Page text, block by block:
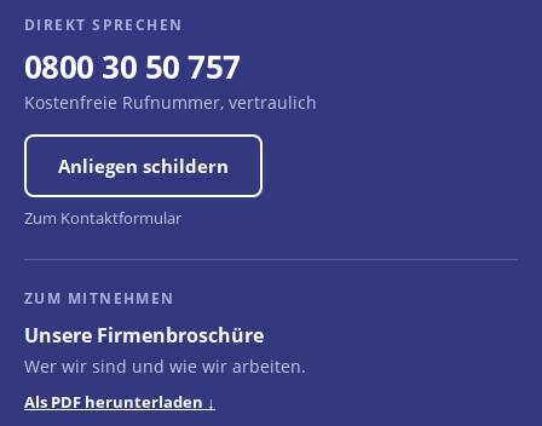
DIREKT SPRECHEN
0800 30 50 757
Kostenfreie Rufnummer, vertraulich
Anliegen schildern
Zum Kontaktformular
ZUM MITNEHMEN
Unsere Firmenbroschüre
Wer wir sind und wie wir arbeiten.
Als PDF herunterladen ↓